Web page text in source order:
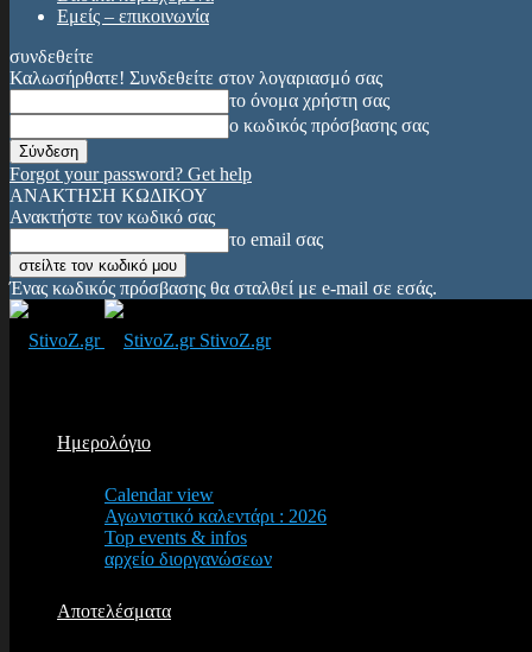
Εμείς – επικοινωνία
συνδεθείτε
Καλωσήρθατε! Συνδεθείτε στον λογαριασμό σας
το όνομα χρήστη σας
ο κωδικός πρόσβασης σας
Forgot your password? Get help
ΑΝΑΚΤΗΣΗ ΚΩΔΙΚΟΥ
Ανακτήστε τον κωδικό σας
το email σας
Ένας κωδικός πρόσβασης θα σταλθεί με e-mail σε εσάς.
StivoZ.gr
Ημερολόγιο
Calendar view
Αγωνιστικό καλεντάρι : 2026
Top events & infos
αρχείο διοργανώσεων
Αποτελέσματα